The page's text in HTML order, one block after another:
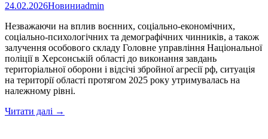
Пилипа
24.02.2026Новиниadmin
Незважаючи на вплив воєнних, соціально-економічних,
соціально-психологічних та демографічних чинників, а також
залучення особового складу Головне управління Національної
поліції в Херсонській області до виконання завдань
територіальної оборони і відсічі збройної агресії рф, ситуація
на території області протягом 2025 року утримувалась на
належному рівні.
Читати далі Діяльність
→